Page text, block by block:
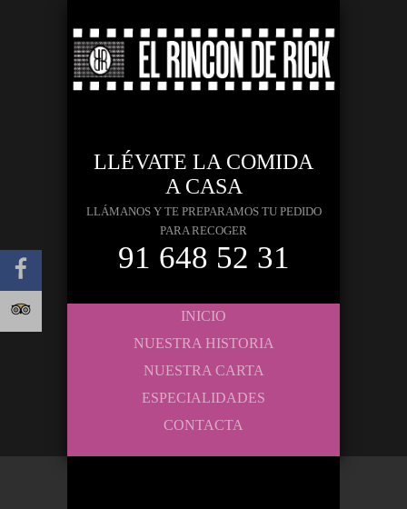
LLÉVATE LA COMIDA
A CASA
LLÁMANOS Y TE PREPARAMOS TU PEDIDO
PARA RECOGER
91 648 52 31
INICIO
NUESTRA HISTORIA
NUESTRA CARTA
ESPECIALIDADES
CONTACTA